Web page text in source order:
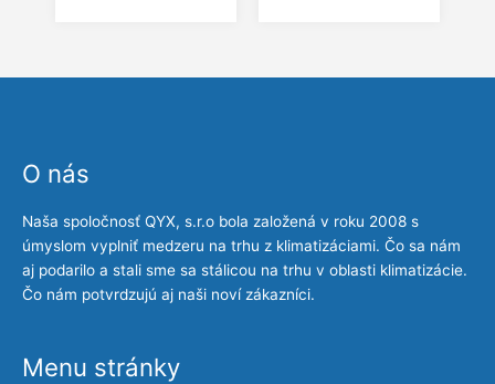
O nás
Naša spoločnosť QYX, s.r.o bola založená v roku 2008 s
úmyslom vyplniť medzeru na trhu z klimatizáciami. Čo sa nám
aj podarilo a stali sme sa stálicou na trhu v oblasti klimatizácie.
Čo nám potvrdzujú aj naši noví zákazníci.
Menu stránky